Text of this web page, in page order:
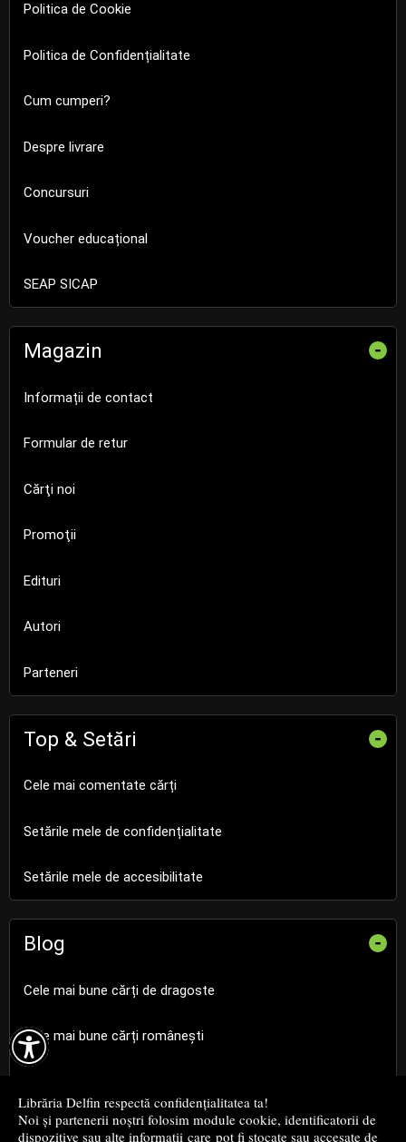

Librăria Delfin respectă confidențialitatea ta!
Noi și partenerii noștri folosim module cookie, identificatorii de
dispozitive sau alte informații care pot fi stocate sau accesate de
Politica de Cookie
Politica de Confidențialitate
Cum cumperi?
Despre livrare
Concursuri
Voucher educațional
SEAP SICAP
Magazin -
Informații de contact
Formular de retur
Cărţi noi
Promoţii
Edituri
Autori
Parteneri
Top & Setări -
Cele mai comentate cărți
Setările mele de confidențialitate
Setările mele de accesibilitate
Blog -
Cele mai bune cărți de dragoste
Cele mai bune cărți românești
Cele mai bune cărți de istorie